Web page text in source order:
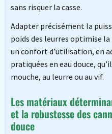
sans risquer la casse.
Adapter précisément la
poids des leurres optimise
un confort d’utilisation, en
pratiquées en eau douce,
mouche, au leurre ou au vif.
Les matériaux
et la robustesse des
douce